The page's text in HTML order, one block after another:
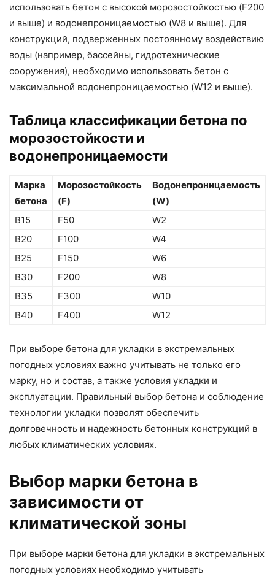
использовать бетон с высокой морозостойкостью (F200
и выше) и водонепроницаемостью (W8 и выше). Для
конструкций, подверженных постоянному воздействию
воды (например, бассейны, гидротехнические
сооружения), необходимо использовать бетон с
максимальной водонепроницаемостью (W12 и выше).
Таблица классификации бетона по
морозостойкости и
водонепроницаемости
Марка
бетона
Морозостойкость
(F)
Водонепроницаемость
(W)
B15
F50
W2
B20
F100
W4
B25
F150
W6
B30
F200
W8
B35
F300
W10
B40
F400 W12
При выборе бетона для укладки в экстремальных
погодных условиях важно учитывать не только его
марку, но и состав, а также условия укладки и
эксплуатации. Правильный выбор бетона и соблюдение
технологии укладки позволят обеспечить
долговечность и надежность бетонных конструкций в
любых климатических условиях.
Выбор марки бетона в
зависимости от
климатической зоны
При выборе марки бетона для укладки в экстремальных
погодных условиях необходимо учитывать